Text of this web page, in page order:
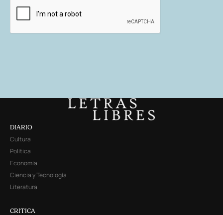
DIARIO
Cultura
Política
Economía
Ciencia y Tecnología
Literatura
CRITICA